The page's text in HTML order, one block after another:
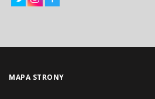
MAPA STRONY